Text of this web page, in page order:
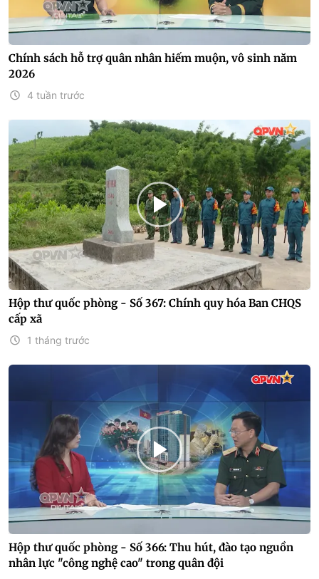
Chính sách hỗ trợ quân nhân hiếm muộn, vô sinh năm
2026
4 tuần trước
Hộp thư quốc phòng - Số 367: Chính quy hóa Ban CHQS
cấp xã
1 tháng trước
Hộp thư quốc phòng - Số 366: Thu hút, đào tạo nguồn
nhân lực "công nghệ cao" trong quân đội